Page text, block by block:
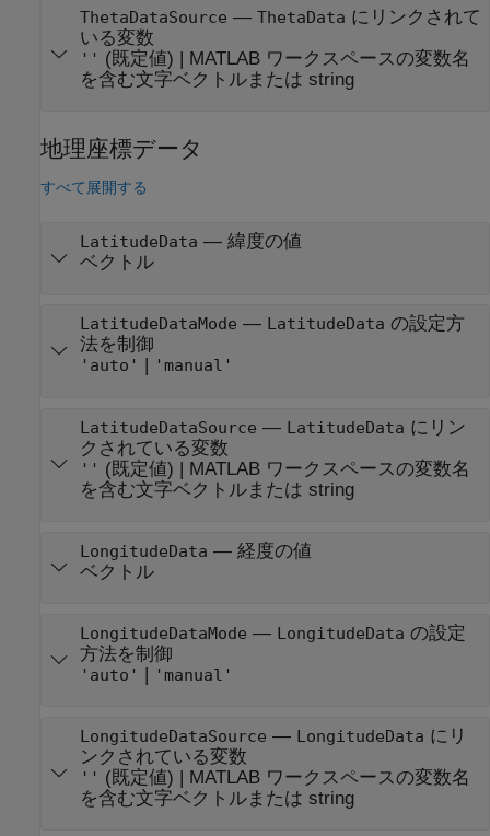
ThetaDataSource — ThetaData にリンクされて
いる変数
'' (既定値) | MATLAB ワークスペースの変数名
を含む文字ベクトルまたは string
地理座標データ
すべて展開する
LatitudeData — 緯度の値
ベクトル
LatitudeDataMode — LatitudeData の設定方
法を制御
'auto' 'manual'
LatitudeDataSource — LatitudeData にリン
クされている変数
'' (既定値) | MATLAB ワークスペースの変数名
を含む文字ベクトルまたは string
LongitudeData — 経度の値
ベクトル
LongitudeDataMode — LongitudeData の設定
方法を制御
'auto' | 'manual'
LongitudeDataSource — LongitudeData にリ
ンクされている変数
'' (既定値) | MATLAB ワークスペースの変数名
を含む文字ベクトルまたは string